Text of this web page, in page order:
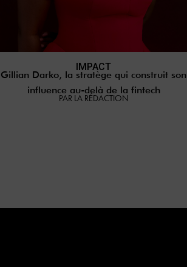
IMPACT
Gillian Darko, la stratège qui construit son
influence au-delà de la fintech
PAR LA RÉDACTION